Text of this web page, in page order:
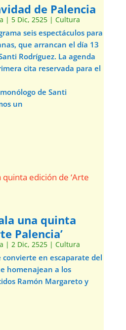
de Palencia
| 5 Dic, 2525| Cultura
seis espectáculos para
que arrancan el día 13
Rodríguez. La agenda
cita reservada para el
de Santi
un
una quinta
Palencia’
| 2 Dic, 2525| Cultura
convierte en escaparate del
homenajean a los
Ramón Margareto y